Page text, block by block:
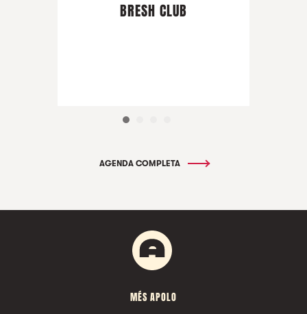
BRESH CLUB
AGENDA COMPLETA
MÉS APOLO